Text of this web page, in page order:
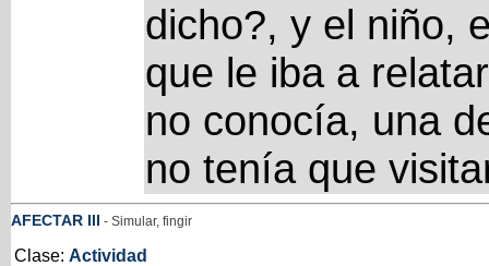
dicho?, y el niño,
que le iba a
no conocía, una
no tenía que
AFECTAR III - Simular, fingir
Clase: Actividad